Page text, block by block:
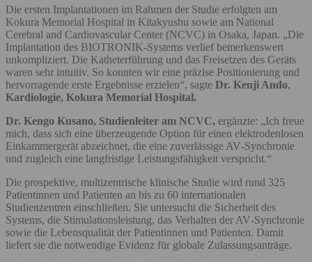
Die ersten Implantationen im Rahmen der Studie erfolgten am
Kokura Memorial Hospital in Kitakyushu sowie am National
Cerebral and Cardiovascular Center (NCVC) in Osaka, Japan. „Die
Implantation des BIOTRONIK‑Systems verlief bemerkenswert
unkompliziert. Die Katheterführung und das Freisetzen des Geräts
waren sehr intuitiv. So konnten wir eine präzise Positionierung und
hervorragende erste Ergebnisse erzielen“, sagte Dr. Kenji Ando,
Kardiologie, Kokura Memorial Hospital.
Dr. Kengo Kusano, Studienleiter am NCVC, ergänzte: „Ich freue
mich, dass sich eine überzeugende Option für einen elektrodenlosen
Einkammergerät abzeichnet, die eine zuverlässige AV‑Synchronie
und zugleich eine langfristige Leistungsfähigkeit verspricht.“
Die prospektive, multizentrische klinische Studie wird rund 325
Patientinnen und Patienten an bis zu 60 internationalen
Studienzentren einschließen. Sie untersucht die Sicherheit des
Systems, die Stimulationsleistung, das Verhalten der AV‑Synchronie
sowie die Lebensqualität der Patientinnen und Patienten. Damit
liefert sie die notwendige Evidenz für globale Zulassungsanträge.